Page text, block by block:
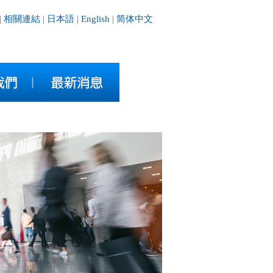
相關連結 | 日本語 | English | 简体中文